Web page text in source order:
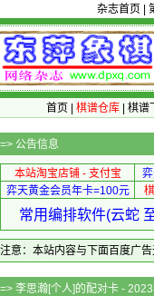
杂志首页
首页 棋谱仓库| 棋谱
公告信息
本站淘宝店铺 - 支付宝
弈天黄金会员年卡=100元
常用编排软件(云蛇
注意：本站内容与下面百度广
李思瀚[个人]的配对